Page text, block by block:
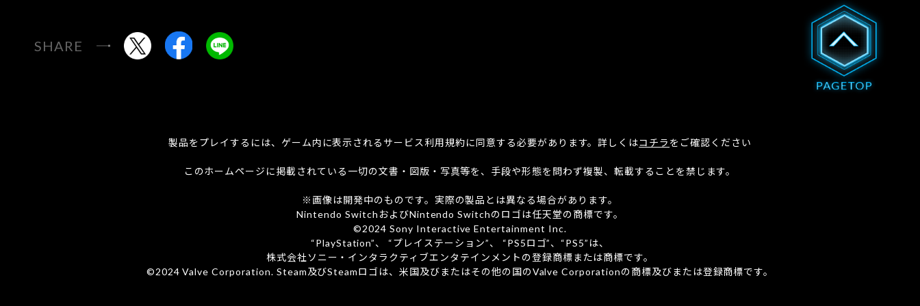
SHARE
製品をプレイするには、ゲーム内に表示されるサービス利用規約に同意する必要があります。詳しくはコチラ をご確認ください
このホームページに掲載されている一切の文書・図版・写真等を、手段や形態を問わず複製、転載することを禁じます。
※画像は開発中のものです。 実際の製品とは異なる場合があります。
Nintendo SwitchおよびNintendo Switchのロゴは任天堂の商標です。
©2024 Sony Interactive Entertainment Inc.
“PlayStation”、 “プレイステーション”、 “PS5ロゴ”、“PS5”は、
株式会社ソニー・インタラクティブエンタテインメントの登録商標または商標です。
©2024 Valve Corporation. Steam及びSteamロゴは、米国及びまたはその他の国のValve Corporationの商標及びまたは登録商標です。